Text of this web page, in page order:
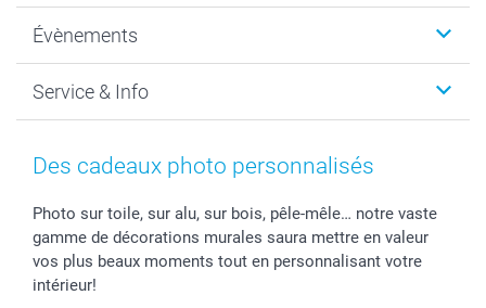
MyNameBook
Développement photo & Tirage photo
Cadres photo & accessoires déco
Calendrier photos & Agendas photo
Stickers & Etiquettes
Chèque Cadeau
Durabilité
Gestion des cookies
Mentions Légales
Affiliation
Investor Relations
B2B smartbusiness
Droit de rétractation
Évènements
Nouvel An
Fête des Mères
Confirmation ou communion
Mariage
Fête d'anniversaire
Collection naissance
Service & Info
Tarifs et frais de livraison
Livraison en 48 heures
Modes de Paiement
Identifiez-vous
Plan du site
Des cadeaux photo personnalisés
Photo sur toile, sur alu, sur bois, pêle-mêle… notre vaste
gamme de décorations murales saura mettre en valeur
vos plus beaux moments tout en personnalisant votre
intérieur!